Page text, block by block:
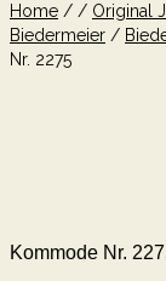
Home / / Original
Biedermeier /
Nr. 2275
Kommode Nr.